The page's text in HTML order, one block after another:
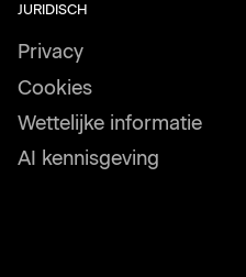
JURIDISCH
Privacy
Cookies
Wettelijke informatie
AI kennisgeving